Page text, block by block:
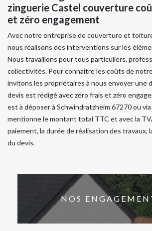
zinguerie Castel couverture
et zéro engagement
Avec notre entreprise de couverture et
nous réalisons des interventions sur les
Nous travaillons pour tous particuliers,
collectivités. Pour connaitre les coûts de
invitons les propriétaires à nous envoyer une
devis est rédigé avec zéro frais et zéro
est à déposer à Schwindratzheim 67270 ou
mentionne le montant total TTC et avec la
paiement, la durée de réalisation des travaux,
du devis.
NOS